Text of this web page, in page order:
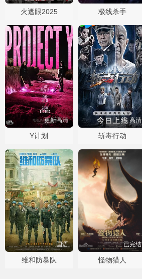
火遮眼2025 极线杀手
更新高清
Y计划
高清
斩毒行动
国语
维和防暴队
已完结
怪物猎人